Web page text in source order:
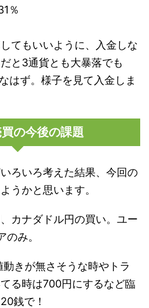
％
てもいいように、入金しな
と3通貨とも大暴落でも
はず。様子を見て入金しま
の今後の課題
ろいろ考えた結果、今回の
うかと思います。
カナダドル円の買い。ユー
み。
きが無さそうな時やトラ
る時は700円にするなど臨
銭で！